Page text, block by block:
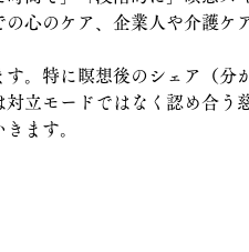
心のケア、企業人や介護ケ
。特に瞑想後のシェア（分
立モードではなく認め合う
ます。